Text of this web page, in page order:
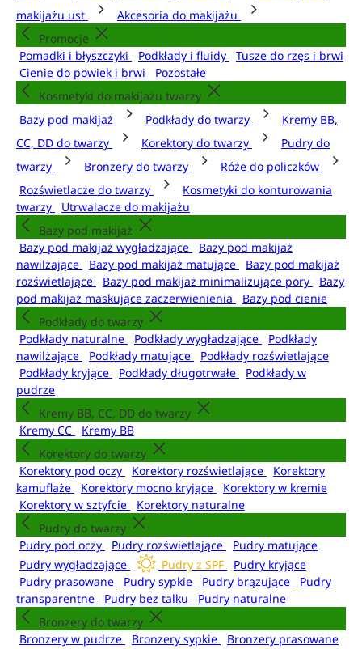
makijażu ust
Akcesoria do makijażu
Promocje
Pomadki i błyszczyki
Podkłady i fluidy
Tusze do rzęs i brwi
Cienie do powiek i brwi
Pozostałe
Kosmetyki do makijażu twarzy
Bazy pod makijaż
Podkłady do twarzy
Kremy BB,
CC, DD do twarzy
Korektory do twarzy
Pudry do
twarzy
Bronzery do twarzy
Róże do policzków
Rozświetlacze do twarzy
Kosmetyki do konturowania
twarzy
Utrwalacze do makijażu
Bazy pod makijaż
Bazy pod makijaż wygładzające
Bazy pod makijaż
nawilżające
Bazy pod makijaż matujące
Bazy pod makijaż
rozświetlające
Bazy pod makijaż minimalizujące pory
Bazy
pod makijaż maskujące zaczerwienienia
Bazy pod cienie
Podkłady do twarzy
Podkłady naturalne
Podkłady wygładzające
Podkłady
nawilżające
Podkłady matujące
Podkłady rozświetlające
Podkłady kryjące
Podkłady długotrwałe
Podkłady w
pudrze
Kremy BB, CC, DD do twarzy
Kremy CC
Kremy BB
Korektory do twarzy
Korektory pod oczy
Korektory rozświetlające
Korektory
kamuflaże
Korektory mocno kryjące
Korektory w kremie
Korektory w sztyfcie
Korektory naturalne
Pudry do twarzy
Pudry pod oczy
Pudry rozświetlające
Pudry matujące
Pudry wygładzające
Pudry z SPF
Pudry kryjące
Pudry prasowane
Pudry sypkie Pudry brązujące
Pudry
transparentne
Pudry bez talku
Pudry naturalne
Bronzery do twarzy
Bronzery w pudrze
Bronzery sypkie
Bronzery prasowane